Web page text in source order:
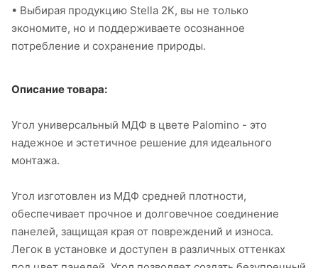
• Выбирая продукцию Stella 2К, вы не только
экономите, но и поддерживаете осознанное
потребление и сохранение природы.
Описание товара:
Угол универсальный МДФ в цвете Palomino - это
надежное и эстетичное решение для идеального
монтажа.
Угол изготовлен из МДФ средней плотности,
обеспечивает прочное и долговечное соединение
панелей, защищая края от повреждений и износа.
Легок в установке и доступен в различных оттенках